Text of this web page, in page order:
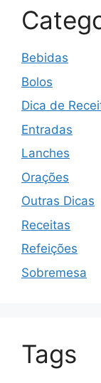
Bebidas
Bolos
Dica de
Entradas
Lanches
Orações
Outras Dicas
Receitas
Refeições
Sobremesa
Tags